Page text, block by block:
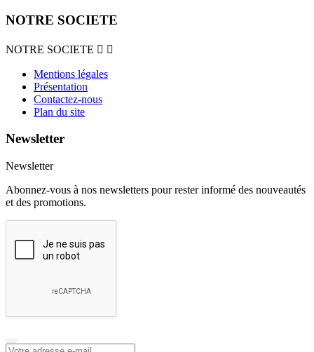
NOTRE SOCIETE
NOTRE SOCIETE  
Mentions légales
Présentation
Contactez-nous
Plan du site
Newsletter
Newsletter
Abonnez-vous à nos newsletters pour rester informé des nouveautés
et des promotions.